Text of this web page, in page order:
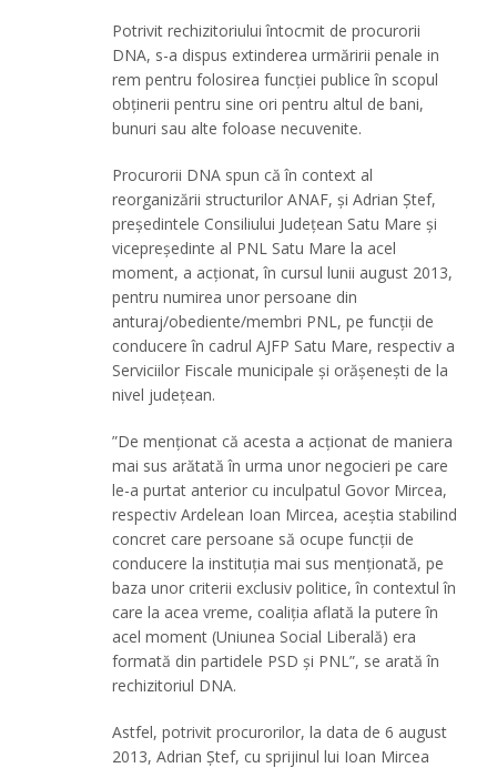
Potrivit rechizitoriului întocmit de procurorii
DNA, s-a dispus extinderea urmăririi penale in
rem pentru folosirea funcției publice în scopul
obținerii pentru sine ori pentru altul de bani,
bunuri sau alte foloase necuvenite.
Procurorii DNA spun că în context al
reorganizării structurilor ANAF, și Adrian Ștef,
președintele Consiliului Județean Satu Mare și
vicepreședinte al PNL Satu Mare la acel
moment, a acționat, în cursul lunii august 2013,
pentru numirea unor persoane din
anturaj/obediente/membri PNL, pe funcții de
conducere în cadrul AJFP Satu Mare, respectiv a
Serviciilor Fiscale municipale și orășenești de la
nivel județean.
”De menționat că acesta a acționat de maniera
mai sus arătată în urma unor negocieri pe care
le-a purtat anterior cu inculpatul Govor Mircea,
respectiv Ardelean Ioan Mircea, aceștia stabilind
concret care persoane să ocupe funcții de
conducere la instituția mai sus menționată, pe
baza unor criterii exclusiv politice, în contextul în
care la acea vreme, coaliția aflată la putere în
acel moment (Uniunea Social Liberală) era
formată din partidele PSD și PNL”, se arată în
rechizitoriul DNA.
Astfel, potrivit procurorilor, la data de 6 august
2013, Adrian Ștef, cu sprijinul lui Ioan Mircea